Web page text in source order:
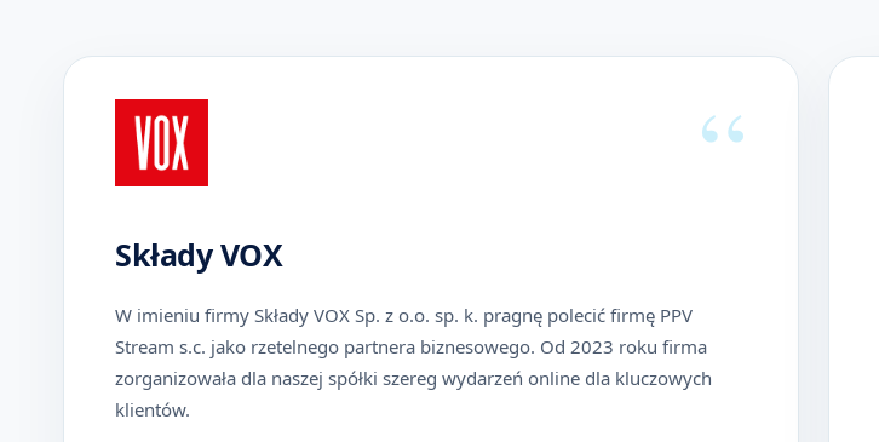
“
Składy VOX
W imieniu firmy Składy VOX Sp. z o.o. sp. k. pragnę polecić firmę PPV
Stream s.c. jako rzetelnego partnera biznesowego. Od 2023 roku firma
zorganizowała dla naszej spółki szereg wydarzeń online dla kluczowych
klientów.